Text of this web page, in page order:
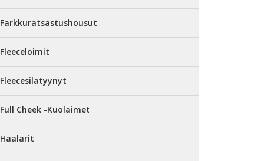
Farkkuratsastushousut
Fleeceloimit
Fleecesilatyynyt
Full Cheek -Kuolaimet
Haalarit